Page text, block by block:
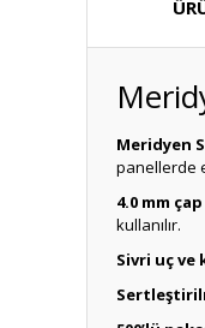
Meridyen
panellerde
4.0 mm
kullanılır.
Sivri uç ve